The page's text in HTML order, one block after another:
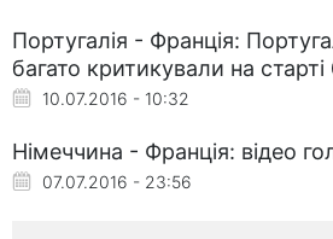
Португалія - Франція:
багато критикували на
10.07.2016 - 10:32
Німеччина - Франція: відео
07.07.2016 - 23:56